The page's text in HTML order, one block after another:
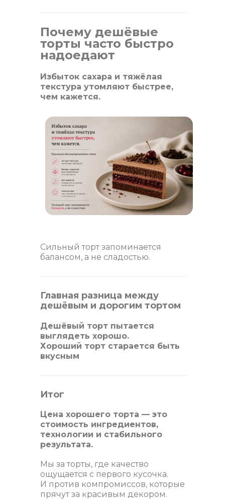
Почему дешёвые
торты часто быстро
надоедают
Избыток сахара и тяжёлая
текстура утомляют быстрее,
чем кажется.
Сильный торт запоминается
балансом, а не сладостью.
Главная разница между
дешёвым и дорогим тортом
Дешёвый торт пытается
выглядеть хорошо.
Хороший торт старается быть
вкусным
Итог
Цена хорошего торта — это
стоимость ингредиентов,
технологии и стабильного
результата.
Мы за торты, где качество
ощущается с первого кусочка.
И против компромиссов, которые
прячут за красивым декором.